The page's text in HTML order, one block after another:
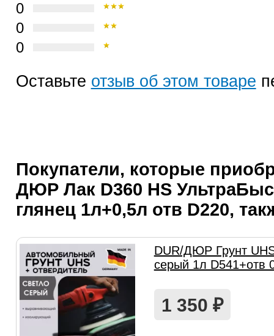
0
0
0
Оставьте отзыв об этом товаре
Покупатели, которые
ДЮР Лак D360 HS
глянец 1л+0,5л отв D220,
DUR/ДЮР Грунт
серый 1л D541+отв
1 350 ₽